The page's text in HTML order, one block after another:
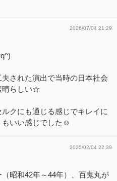
2026/07/04 21:29
された演出で当時の日本社会
晴らしい☆
クにも通じる感じでキレイに
もいい感じでした☺️
2025/02/04 22:39
昭和42年～44年）、百鬼丸が